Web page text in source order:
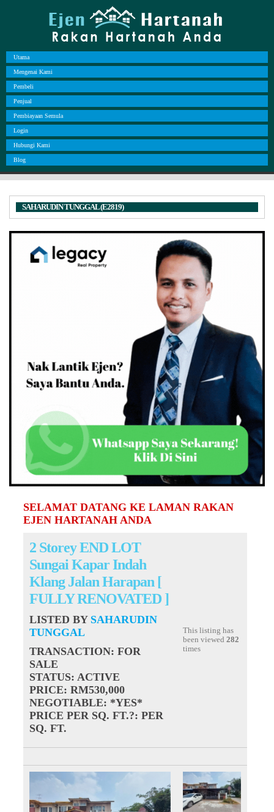
Utama
Mengenai Kami
Pembeli
Penjual
Pembiayaan Semula
Login
Hubungi Kami
Blog
SAHARUDIN TUNGGAL (E2819)
SELAMAT DATANG KE LAMAN RAKAN
EJEN HARTANAH ANDA
2 Storey END LOT
Sungai Kapar Indah
Klang Jalan Harapan [
FULLY RENOVATED ]
LISTED BY SAHARUDIN
TUNGGAL
TRANSACTION: FOR
SALE
STATUS: ACTIVE
PRICE: RM530,000
NEGOTIABLE: *YES*
PRICE PER SQ. FT.?: PER
SQ. FT.
This listing has
been viewed282
times